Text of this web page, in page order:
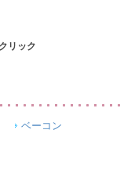
リック
ベーコン